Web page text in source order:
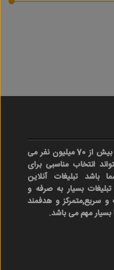
در حال حاضر کاربران اینترنت در ایران بیش از 70 میلیون نفر می
انتخاب مناسبی برای
باشد تبلیغات آنلاین
بسیار به صرفه و
سریع,متمرکز و هدفمند
مهم می باشد.